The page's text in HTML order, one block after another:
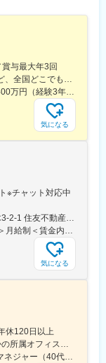
ュール等を管理
トマネージャーとし
として継続して担当
キャリアパスを選択
。
いる組織です。30～
時にはお互い助け合
としては10～30名程
与最大年3回
【フルリモート・完全在宅勤務OK】自宅など、全国どこでもあなたが働きやすい場所で働けます★転居を伴う転勤なし★全国47都道府県どこからでも応募OK【本社】東京都新宿区山吹町130番地の15 茜ビル2-A＜アクセス＞有楽町線「江戸川橋駅」、東西線「東西線」より徒歩10分※受動喫煙対策：あり
年収480万円（経験5年／リーダー） 年収400万円（経験3年／メンバー）
気になる
※チャット対応中
＜勤務地詳細＞本社住所：東京都港区六本木3-2-1 住友不動産六本木グランドタワー勤務地最寄駅：東京メトロ南北線／六本木一丁目駅受動喫煙対策：屋内全面禁煙変更の範囲：会社の定める事業所（リモートワーク含む）
＜予定年収＞406万円～602万円＜賃金形態＞月給制＜賃金内訳＞月額（基本給）：212,480円～315,200円その他固定手当/月：5,000円固定残業手当/月：77,520円～114,800円（固定残業時間45時間0分/月）超過した時間外労働の残業手当は追加支給＜月給＞295,000円～435,000円（一律手当を含む）＜昇給有無＞有＜残業手当＞有賃金はあくまでも目安の金額であり、選考を通じて上下する可能性があります。月給(月額)は固定手当を含めた表記です。
気になる
休120日以上
【東京・大阪・愛知・福岡】以下のいずれかの所属オフィスもしくは各エリアのプロジェクト先 所属オフィス：■赤坂インターシティ■関西オフィス■アクセンチュア・アドバンスト・テクノロジーセンター名古屋■福岡オフィス※詳細は勤務地一覧よりご覧いただけます。※所属オフィスを問わずプロジェクトにより、国内出張、海外出張の可能性があります【魅力ポイント│世界の知恵を活用】世界中のベストプラクティスがデータベースに集約されており、数多くの事例や社員の知恵を活用できます。日本では前例のない案件でも、世界各国の社員からオンライン・オフライン（海外出張）問わず、気軽にアドバイスを受けることができます。★ この求人のPOINT ★￣￣V￣￣￣￣￣￣￣￣￣＃世界約78万人規模の大手基盤で安定性◎若手から裁量大きく挑戦・成長できる環境＃土日祝休／連続5日以上の休暇取得も可能！／フルフレックス（コアタイムなし）＃コンサル・IT未経験者向けの手厚い研修◎／メンター制度もあるため安心してチャレンジOK！
年収1200万円／コンサルタント／シニア・マネジャー（40代） 年収1000万円／テクノロジーアーキテクト（30代）